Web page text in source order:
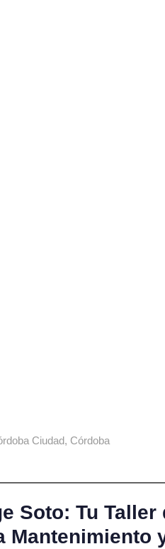
Ciudad, Córdoba
Soto: Tu Taller
Mantenimiento